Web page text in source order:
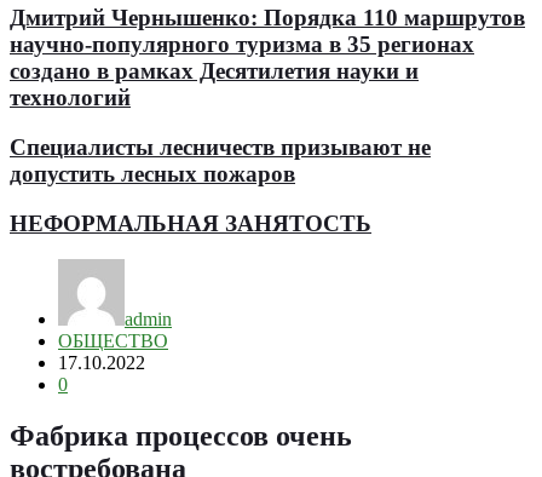
Дмитрий Чернышенко: Порядка 110 маршрутов
научно-популярного туризма в 35 регионах
создано в рамках Десятилетия науки и
технологий
Специалисты лесничеств призывают не
допустить лесных пожаров
НЕФОРМАЛЬНАЯ ЗАНЯТОСТЬ
admin
ОБЩЕСТВО
17.10.2022
0
Фабрика процессов очень
востребована